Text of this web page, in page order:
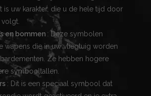
is uw karakter, die u de hele tijd door
en bommen : Deze symbolen
wapens die in uw vliegtuig worden
Ze hebben hogere
symbooltallen.
: Dit is een speciaal symbool dat